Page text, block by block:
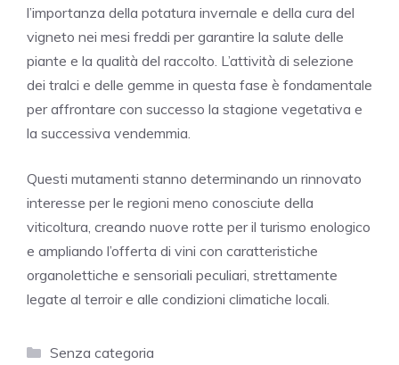
l’importanza della potatura invernale e della cura del
vigneto nei mesi freddi per garantire la salute delle
piante e la qualità del raccolto. L’attività di selezione
dei tralci e delle gemme in questa fase è fondamentale
per affrontare con successo la stagione vegetativa e
la successiva vendemmia.
Questi mutamenti stanno determinando un rinnovato
interesse per le regioni meno conosciute della
viticoltura, creando nuove rotte per il turismo enologico
e ampliando l’offerta di vini con caratteristiche
organolettiche e sensoriali peculiari, strettamente
legate al terroir e alle condizioni climatiche locali.
Categorie
Senza categoria